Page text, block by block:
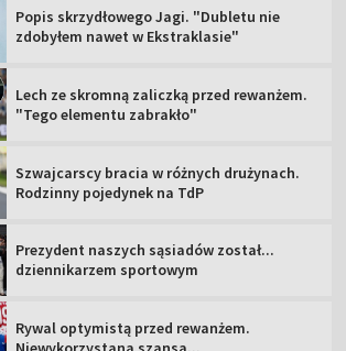
Popis skrzydłowego Jagi. "Dubletu nie
zdobyłem nawet w Ekstraklasie"
Lech ze skromną zaliczką przed rewanżem.
"Tego elementu zabrakło"
Szwajcarscy bracia w różnych drużynach.
Rodzinny pojedynek na TdP
Prezydent naszych sąsiadów został...
dziennikarzem sportowym
Rywal optymistą przed rewanżem.